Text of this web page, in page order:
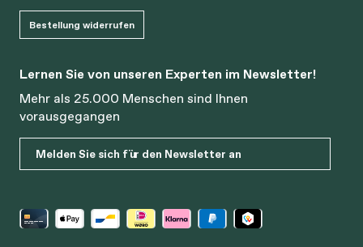
Bestellung widerrufen
Lernen Sie von unseren Experten im Newsletter!
Mehr als 25.000 Menschen sind Ihnen
vorausgegangen
Melden Sie sich für den Newsletter an